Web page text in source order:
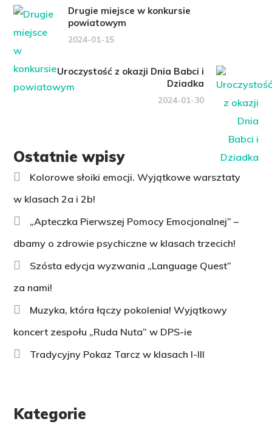
Drugie miejsce w konkursie
powiatowym
2024-01-15
Uroczystość z okazji Dnia Babci i
Dziadka
2024-01-30
Ostatnie wpisy
Kolorowe słoiki emocji. Wyjątkowe warsztaty
w klasach 2a i 2b!
„Apteczka Pierwszej Pomocy Emocjonalnej” –
dbamy o zdrowie psychiczne w klasach trzecich!
Szósta edycja wyzwania „Language Quest”
za nami!
Muzyka, która łączy pokolenia! Wyjątkowy
koncert zespołu „Ruda Nuta” w DPS-ie
Tradycyjny Pokaz Tarcz w klasach I-III
Kategorie